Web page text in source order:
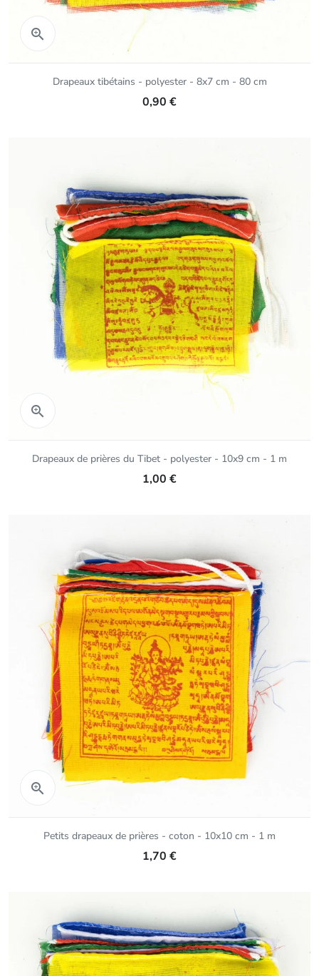

Drapeaux tibétains - polyester - 8x7 cm - 80 cm
0,90 €

Drapeaux de prières du Tibet - polyester - 10x9 cm - 1 m
1,00 €
 Aperçu rapide
Petits drapeaux de prières - coton - 10x10 cm - 1 m
1,70 €